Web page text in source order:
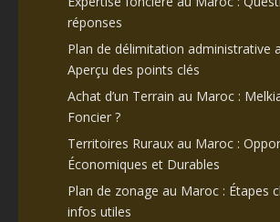
réponses
Plan de délimitation administrative
Aperçu des points clés
Achat d’un Terrain au Maroc :
Foncier ?
Territoires Ruraux au Maroc :
Économiques et Durables
Plan de zonage au Maroc : Étapes
infos utiles